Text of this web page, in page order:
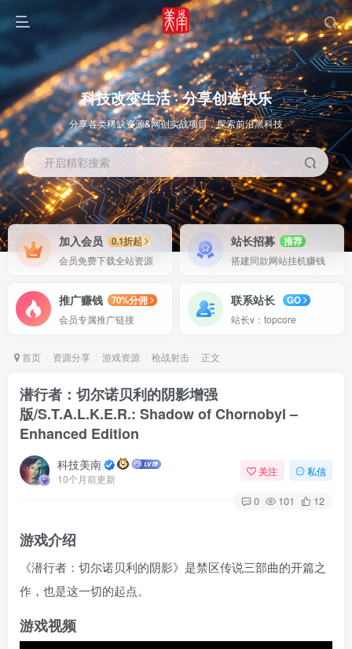
OS教程 SOFT教程
Arch Linux Android 16
科技改变生活 · 分享创造快乐
分享各类稀缺资源&网创实战项目，探索前沿黑科技
开启精彩搜索
加入会员
0.1折起
会员免费下载全站资源
站长招募
推荐
搭建同款网站挂机赚钱
推广赚钱
70%分佣
会员专属推广链接
联系站长
GO
站长v：topcore
首页 资源分享 游戏资源 枪战射击 正文
潜行者：切尔诺贝利的阴影增强
版/S.T.A.L.K.E.R.: Shadow of Chornobyl –
Enhanced Edition
科技美南
10个月前更新
关注 私信
0 101 12
游戏介绍
《潜行者：切尔诺贝利的阴影》是禁区传说三部曲的开篇之
作，也是这一切的起点。
游戏视频